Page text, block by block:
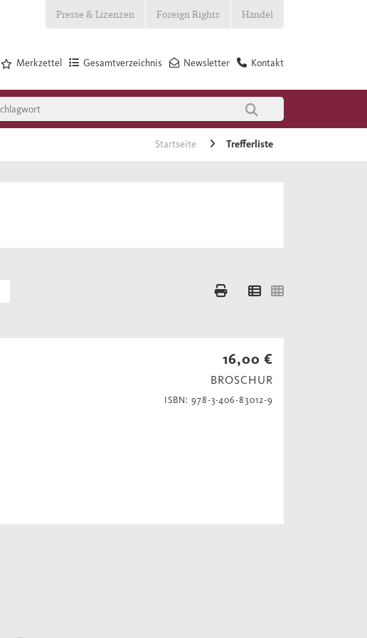
Presse & Lizenzen Foreign Rights Handel
Kontakt
Newsletter
Gesamtverzeichnis
Merkzettel
Startseite Trefferliste
16,00 €
BROSCHUR
ISBN: 978-3-406-83012-9